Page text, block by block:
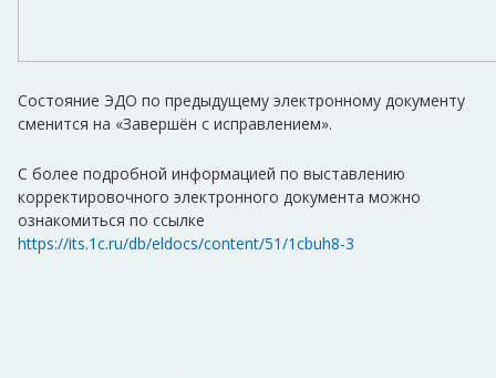
Состояние ЭДО по предыдущему электронному документу
сменится на «Завершён с исправлением».
С более подробной информацией по выставлению
корректировочного электронного документа можно
ознакомиться по ссылке
https://its.1c.ru/db/eldocs/content/51/1cbuh8-3